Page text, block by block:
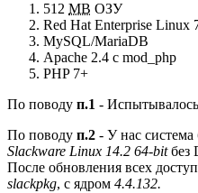
512 MB ОЗУ
Red Hat Enterprise Linux
MySQL/MariaDB
Apache 2.4 с mod_php
PHP 7+
По поводу п.1 -
По поводу п.2 - У нас
Slackware Linux 14.2 64-bitбез
После обновления всех
slackpkg, с ядром 4.4.132.